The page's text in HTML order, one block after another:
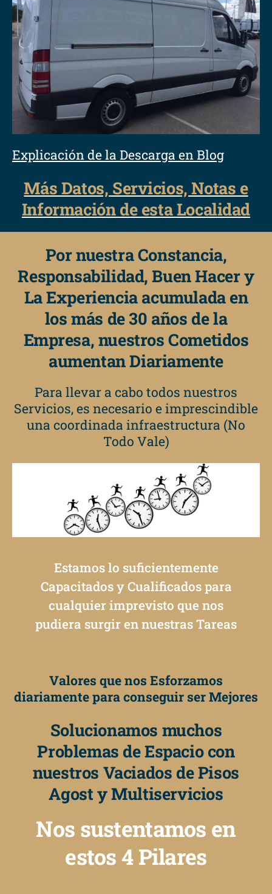
Explicación de la Descarga en Blog
Más Datos, Servicios, Notas e
Información de esta Localidad
Por nuestra Constancia,
Responsabilidad, Buen Hacer y
La Experiencia acumulada en
los más de 30 años de la
Empresa, nuestros Cometidos
aumentan Diariamente
Para llevar a cabo todos nuestros
Servicios, es necesario e imprescindible
una coordinada infraestructura (No
Todo Vale)
Estamos lo suficientemente
Capacitados y Cualificados para
cualquier imprevisto que nos
pudiera surgir en nuestras Tareas
Valores que nos Esforzamos
diariamente para conseguir ser Mejores
Solucionamos muchos
Problemas de Espacio con
nuestros Vaciados de Pisos
Agost y Multiservicios
Nos sustentamos en
estos 4 Pilares